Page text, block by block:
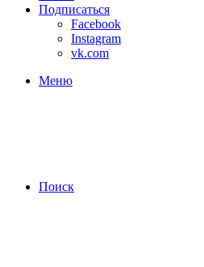
Подписаться
Facebook
Instagram
vk.com
Меню
Поиск